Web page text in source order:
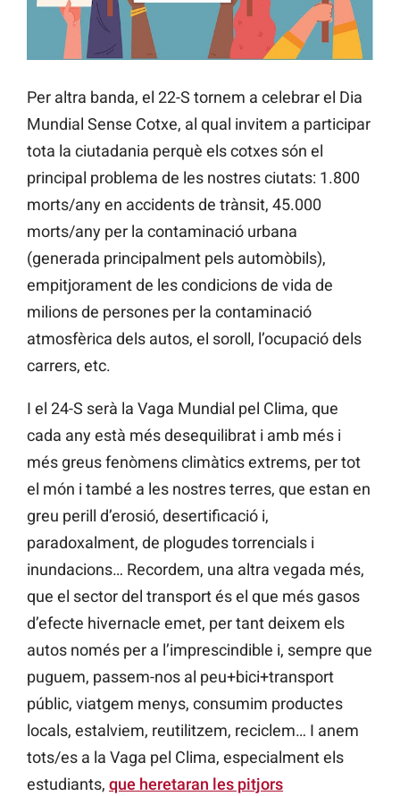
Per altra banda, el 22-S tornem a celebrar el Dia
Mundial Sense Cotxe, al qual invitem a participar
tota la ciutadania perquè els cotxes són el
principal problema de les nostres ciutats: 1.800
morts/any en accidents de trànsit, 45.000
morts/any per la contaminació urbana
(generada principalment pels automòbils),
empitjorament de les condicions de vida de
milions de persones per la contaminació
atmosfèrica dels autos, el soroll, l’ocupació dels
carrers, etc.
I el 24-S serà la Vaga Mundial pel Clima, que
cada any està més desequilibrat i amb més i
més greus fenòmens climàtics extrems, per tot
el món i també a les nostres terres, que estan en
greu perill d’erosió, desertificació i,
paradoxalment, de plogudes torrencials i
inundacions… Recordem, una altra vegada més,
que el sector del transport és el que més gasos
d’efecte hivernacle emet, per tant deixem els
autos només per a l’imprescindible i, sempre que
puguem, passem-nos al peu+bici+transport
públic, viatgem menys, consumim productes
locals, estalviem, reutilitzem, reciclem… I anem
tots/es a la Vaga pel Clima, especialment els
estudiants, que heretaran les pitjors